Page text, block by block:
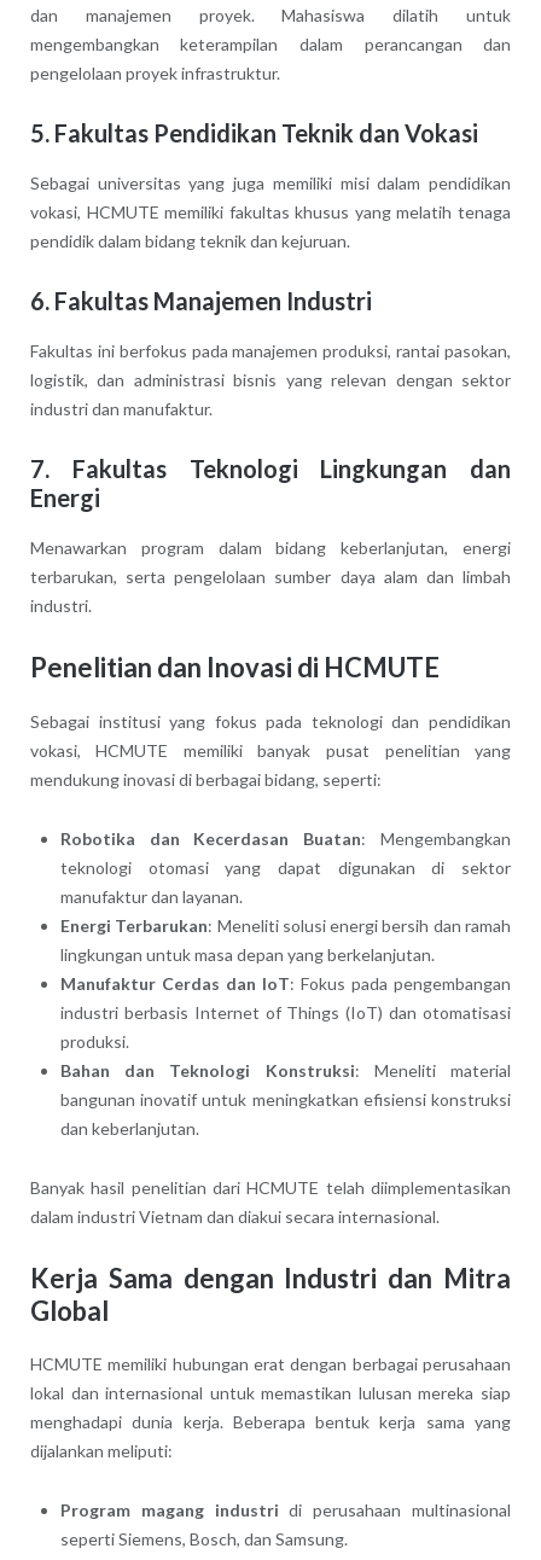
dan manajemen proyek. Mahasiswa dilatih untuk
mengembangkan keterampilan dalam perancangan dan
pengelolaan proyek infrastruktur.
5. Fakultas Pendidikan Teknik dan Vokasi
Sebagai universitas yang juga memiliki misi dalam pendidikan
vokasi, HCMUTE memiliki fakultas khusus yang melatih tenaga
pendidik dalam bidang teknik dan kejuruan.
6. Fakultas Manajemen Industri
Fakultas ini berfokus pada manajemen produksi, rantai pasokan,
logistik, dan administrasi bisnis yang relevan dengan sektor
industri dan manufaktur.
7. Fakultas Teknologi Lingkungan dan
Energi
Menawarkan program dalam bidang keberlanjutan, energi
terbarukan, serta pengelolaan sumber daya alam dan limbah
industri.
Penelitian dan Inovasi di HCMUTE
Sebagai institusi yang fokus pada teknologi dan pendidikan
vokasi, HCMUTE memiliki banyak pusat penelitian yang
mendukung inovasi di berbagai bidang, seperti:
Robotika dan Kecerdasan Buatan: Mengembangkan
teknologi otomasi yang dapat digunakan di sektor
manufaktur dan layanan.
Energi Terbarukan: Meneliti solusi energi bersih dan ramah
lingkungan untuk masa depan yang berkelanjutan.
Manufaktur Cerdas dan IoT: Fokus pada pengembangan
industri berbasis Internet of Things (IoT) dan otomatisasi
produksi.
Bahan dan Teknologi Konstruksi: Meneliti material
bangunan inovatif untuk meningkatkan efisiensi konstruksi
dan keberlanjutan.
Banyak hasil penelitian dari HCMUTE telah diimplementasikan
dalam industri Vietnam dan diakui secara internasional.
Kerja Sama dengan Industri dan Mitra
Global
HCMUTE memiliki hubungan erat dengan berbagai perusahaan
lokal dan internasional untuk memastikan lulusan mereka siap
menghadapi dunia kerja. Beberapa bentuk kerja sama yang
dijalankan meliputi:
Program magang industri di perusahaan multinasional
seperti Siemens, Bosch, dan Samsung.